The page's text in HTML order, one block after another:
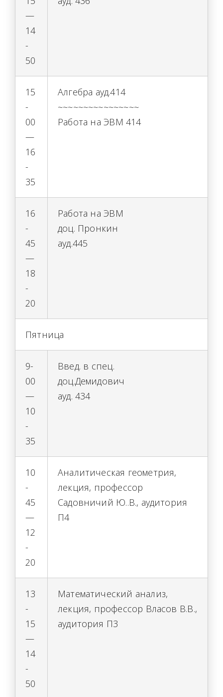
—
14
-
50
15
-
00
—
16
-
35
Алгебра ауд.414
~~~~~~~~~~~~~~~~
Работа на ЭВМ 414
16
-
45
—
18
-
20
Работа на ЭВМ
доц. Пронкин
ауд.445
Пятница
9-
00
—
10
-
35
Введ. в спец.
доц.Демидович
ауд. 434
10
-
45
—
12
-
20
Аналитическая геометрия,
лекция, профессор
Садовничий Ю..В., аудитория
П4
13
-
15
—
14
-
50
Математический анализ,
лекция, профессор Власов В.В.,
аудитория П3